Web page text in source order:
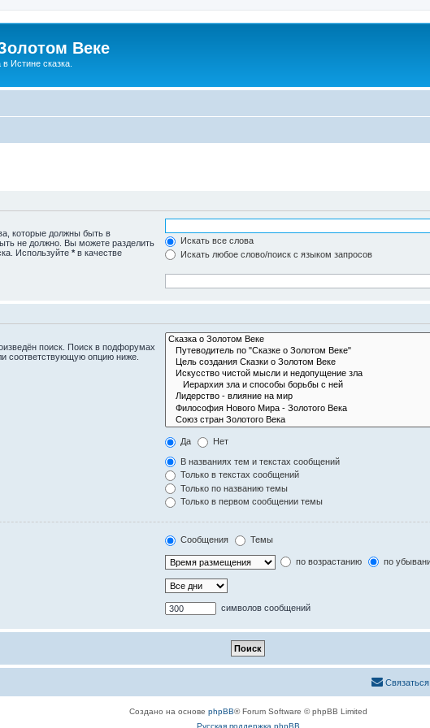
Веке
Истине сказка.
которые должны быть в
не должно. Вы можете разделить
Используйте * в качестве
Искать все слова
Искать любое слово/поиск с языком запросов
поиск. Поиск в подфорумах
соответствующую опцию ниже.
Да Нет
В названиях тем и текстах сообщений
Только в текстах сообщений
Только по названию темы
Только в первом сообщении темы
Сообщения Темы
по возрастанию по
символов сообщений
Создано на основе phpBB® Forum Software © phpBB Limited
Русская поддержка phpBB